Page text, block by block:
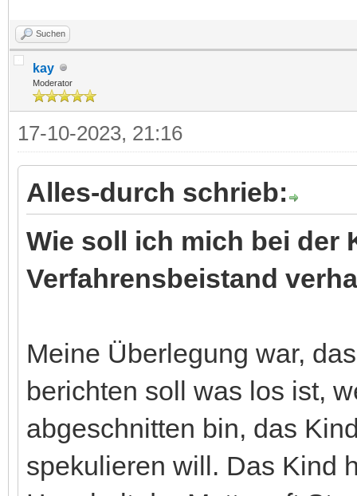
Suchen
kay
Moderator
17-10-2023, 21:16
Alles-durch schrieb:
Wie soll ich mich bei der
Verfahrensbeistand
Meine Überlegung war,
berichten soll was los ist,
abgeschnitten bin, das
spekulieren will. Das Kind